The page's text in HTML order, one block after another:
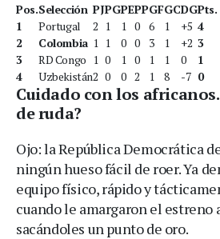
Pos.Selección PJPGPEPPGFGCDGPts.
1
Portugal 2 1 1 0 6 1 +5 4
2
Colombia 1 1 0 0 3 1 +2 3
3
RD Congo 1 0 1 0 1 1 0
1
4
Uzbekistán2 0 0 2 1 8 -7 0
Cuidado con los
de ruda?
Ojo: la República Democrática
ningún hueso fácil de roer. Ya
equipo físico, rápido y
cuando le amargaron el estreno
sacándoles un punto de oro.